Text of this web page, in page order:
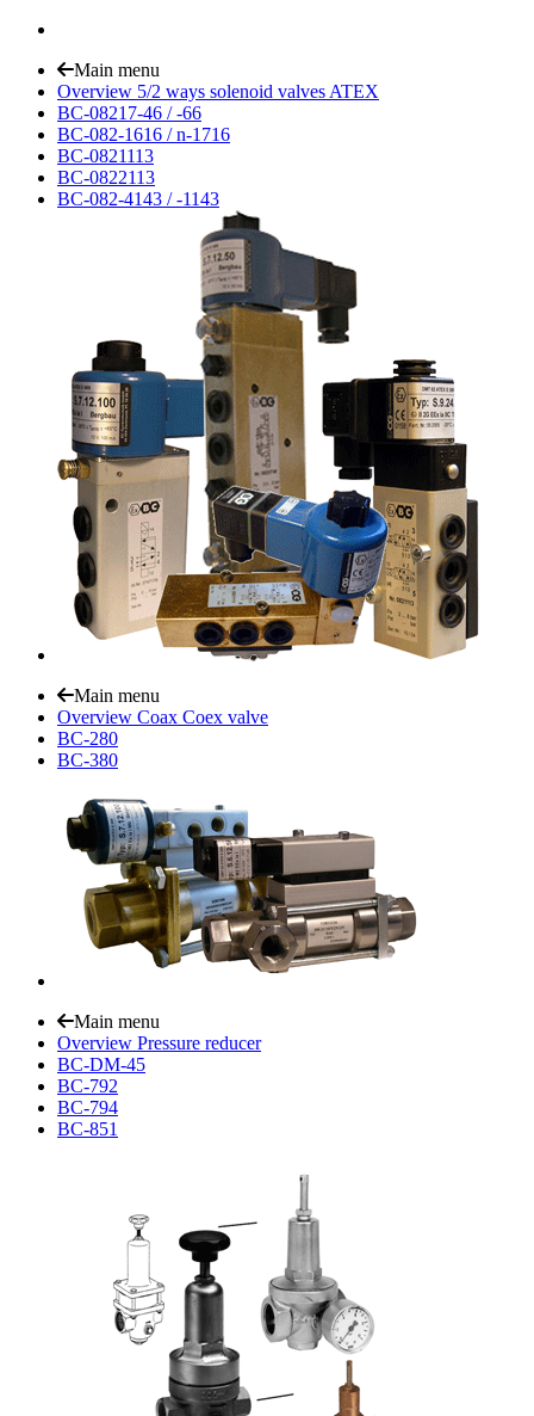
Main menu
Overview 5/2 ways solenoid valves ATEX
BC-08217-46 / -66
BC-082-1616 / n-1716
BC-0821113
BC-0822113
BC-082-4143 / -1143
Main menu
Overview Coax Coex valve
BC-280
BC-380
Main menu
Overview Pressure reducer
BC-DM-45
BC-792
BC-794
BC-851